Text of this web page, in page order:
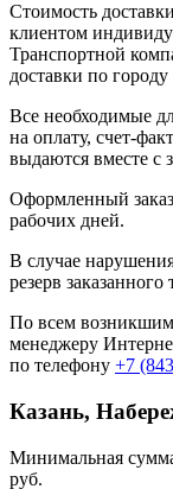
Стоимость
клиентом
Транспортной
доставки по городу
Все необходимые
на оплату, счет-
выдаются вместе с
Оформленный
рабочих дней.
В случае
резерв заказанного
По всем возникшим
менеджеру
по телефону +7
Казань,
Минимальная
руб.